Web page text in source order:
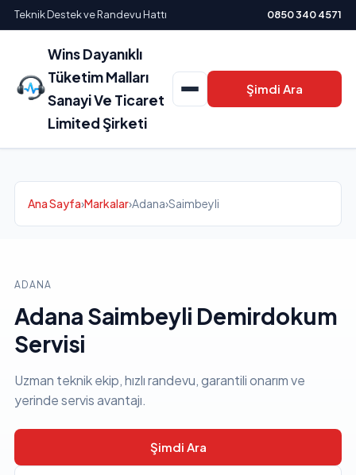
Teknik Destek ve Randevu Hattı 0850 340 4571
Wins Dayanıklı
Tüketim Malları
Sanayi Ve Ticaret
Limited Şirketi
Şimdi Ara
Ana Sayfa›Markalar›Adana›Saimbeyli
ADANA
Adana Saimbeyli Demirdokum
Servisi
Uzman teknik ekip, hızlı randevu, garantili onarım ve
yerinde servis avantajı.
Şimdi Ara